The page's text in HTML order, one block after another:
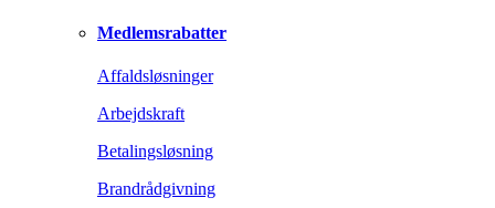
Medlemsrabatter
Affaldsløsninger
Arbejdskraft
Betalingsløsning
Brandrådgivning